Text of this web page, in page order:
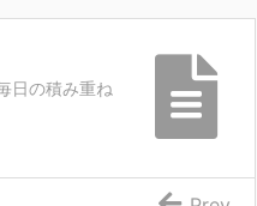
日の積み重ね